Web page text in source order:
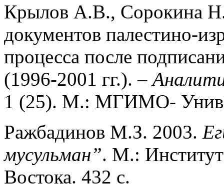
Крылов А.В., Сорокина
документов палести­но-
процесса после
(1996-2001 гг.). –
1 (25). М.: МГИМО-
Ражбадинов М.З. 2003.
мусульман”. М.:
Востока. 432 с.